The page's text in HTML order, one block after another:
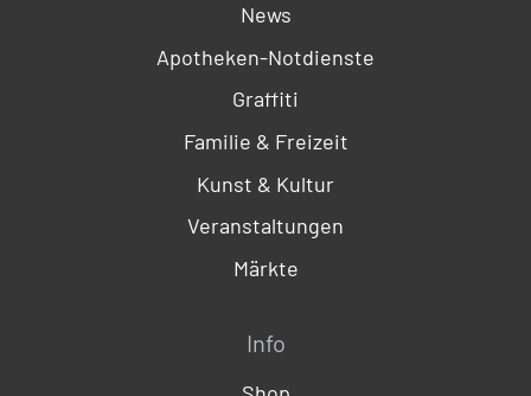
News
Apotheken-Notdienste
Graffiti
Familie & Freizeit
Kunst & Kultur
Veranstaltungen
Märkte
Info